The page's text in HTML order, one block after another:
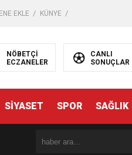
EKLE KÜNYE
NÖBETÇİ
ECZANELER
CANLI
SONUÇLAR
SİYASET SPOR SAĞLIK